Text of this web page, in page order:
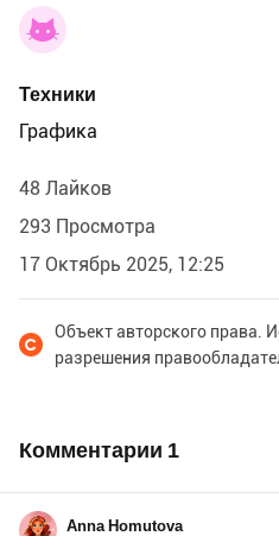
Техники
Графика
48 Лайков
293 Просмотра
17 Октябрь 2025, 12:25
Объект авторского права.
разрешения
Комментарии 1
Anna Homutova